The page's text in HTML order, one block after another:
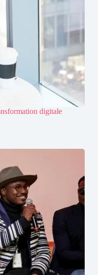
digitale